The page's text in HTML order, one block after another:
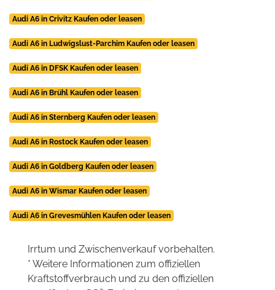
Audi A6 in Crivitz Kaufen oder leasen
Audi A6 in Ludwigslust-Parchim Kaufen oder leasen
Audi A6 in DFSK Kaufen oder leasen
Audi A6 in Brühl Kaufen oder leasen
Audi A6 in Sternberg Kaufen oder leasen
Audi A6 in Rostock Kaufen oder leasen
Audi A6 in Goldberg Kaufen oder leasen
Audi A6 in Wismar Kaufen oder leasen
Audi A6 in Grevesmühlen Kaufen oder leasen
Irrtum und Zwischenverkauf vorbehalten.
* Weitere Informationen zum offiziellen
Kraftstoffverbrauch und zu den offiziellen